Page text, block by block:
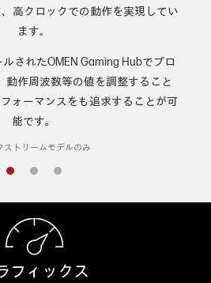
、高クロックでの動作を実現してい
ます。
されたOMEN Gaming Hubでプロ
動作周波数等の値を調整すること
ォーマンスをも追求することが可
能です。
トリームモデルのみ
フィックス